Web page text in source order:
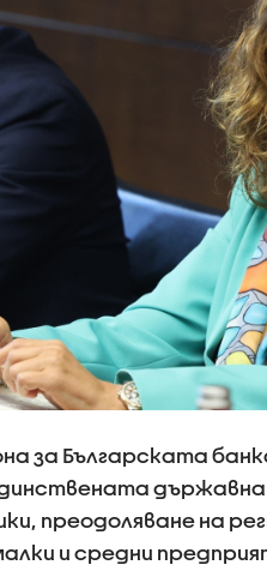
за Българската
преодоляване на
и средни